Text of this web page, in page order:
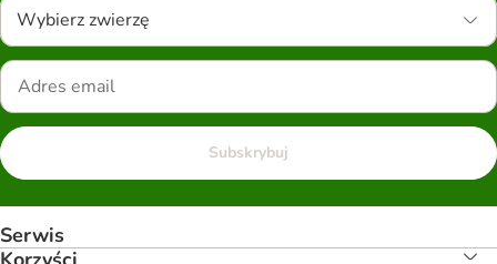
Wybierz zwierzę
Subskrybuj
Serwis